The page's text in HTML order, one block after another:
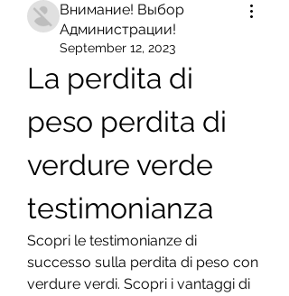
Внимание! Выбор
Администрации!
September 12, 2023
La perdita di
peso perdita di
verdure verde
testimonianza
Scopri le testimonianze di
successo sulla perdita di peso con
verdure verdi. Scopri i vantaggi di